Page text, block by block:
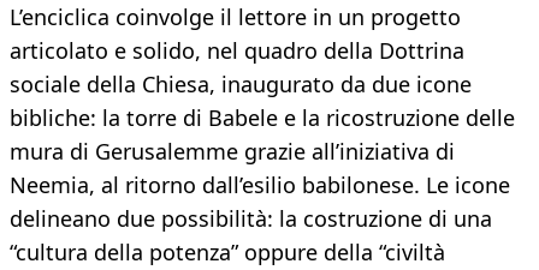
L’enciclica coinvolge il lettore in un progetto
articolato e solido, nel quadro della Dottrina
sociale della Chiesa, inaugurato da due icone
bibliche: la torre di Babele e la ricostruzione delle
mura di Gerusalemme grazie all’iniziativa di
Neemia, al ritorno dall’esilio babilonese. Le icone
delineano due possibilità: la costruzione di una
“cultura della potenza” oppure della “civiltà